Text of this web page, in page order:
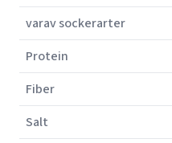
varav sockerarter
Protein
Fiber
Salt